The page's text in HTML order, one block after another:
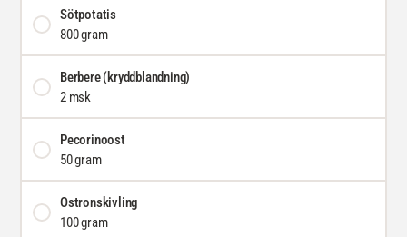
Sötpotatis
800 gram
Berbere (kryddblandning)
2 msk
Pecorinoost
50 gram
Ostronskivling
100 gram